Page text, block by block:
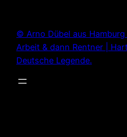
springen
© Arno Dübel aus
Arbeit & dann Rentner |
Deutsche Legende.